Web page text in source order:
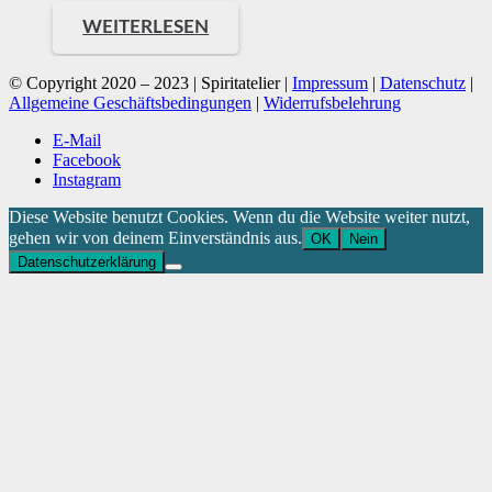
WEITERLESEN
© Copyright 2020 – 2023 | Spiritatelier | Impressum | Datenschutz |
Allgemeine Geschäftsbedingungen | Widerrufsbelehrung
E-Mail
Facebook
Instagram
Diese Website benutzt Cookies. Wenn du die Website weiter nutzt,
gehen wir von deinem Einverständnis aus. OK
Nein
Datenschutzerklärung